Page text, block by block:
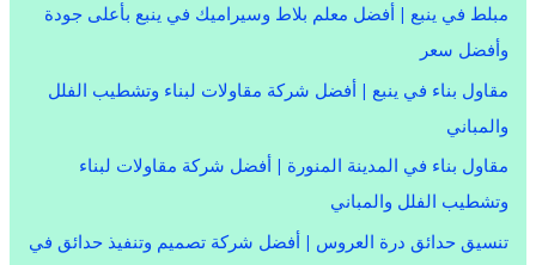
مبلط في ينبع | أفضل معلم بلاط وسيراميك في ينبع بأعلى جودة
وأفضل سعر
مقاول بناء في ينبع | أفضل شركة مقاولات لبناء وتشطيب الفلل
والمباني
مقاول بناء في المدينة المنورة | أفضل شركة مقاولات لبناء
وتشطيب الفلل والمباني
تنسيق حدائق درة العروس | أفضل شركة تصميم وتنفيذ حدائق في